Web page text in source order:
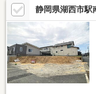
静岡県湖西市駅